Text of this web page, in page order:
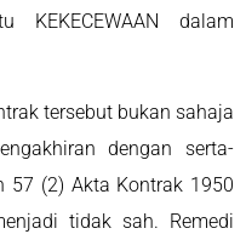
dalam
tersebut bukan sahaja
dengan serta-
57 (2) Akta Kontrak 1950
tidak sah. Remedi